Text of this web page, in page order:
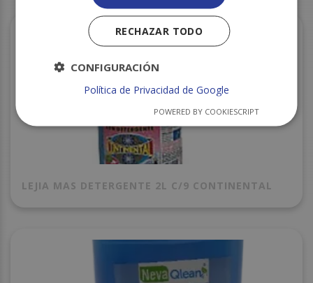
LEJIA MAS DETERGENTE 2L C/9 CONTINENTAL
RECHAZAR TODO
CONFIGURACIÓN
Política de Privacidad de Google
POWERED BY COOKIESCRIPT